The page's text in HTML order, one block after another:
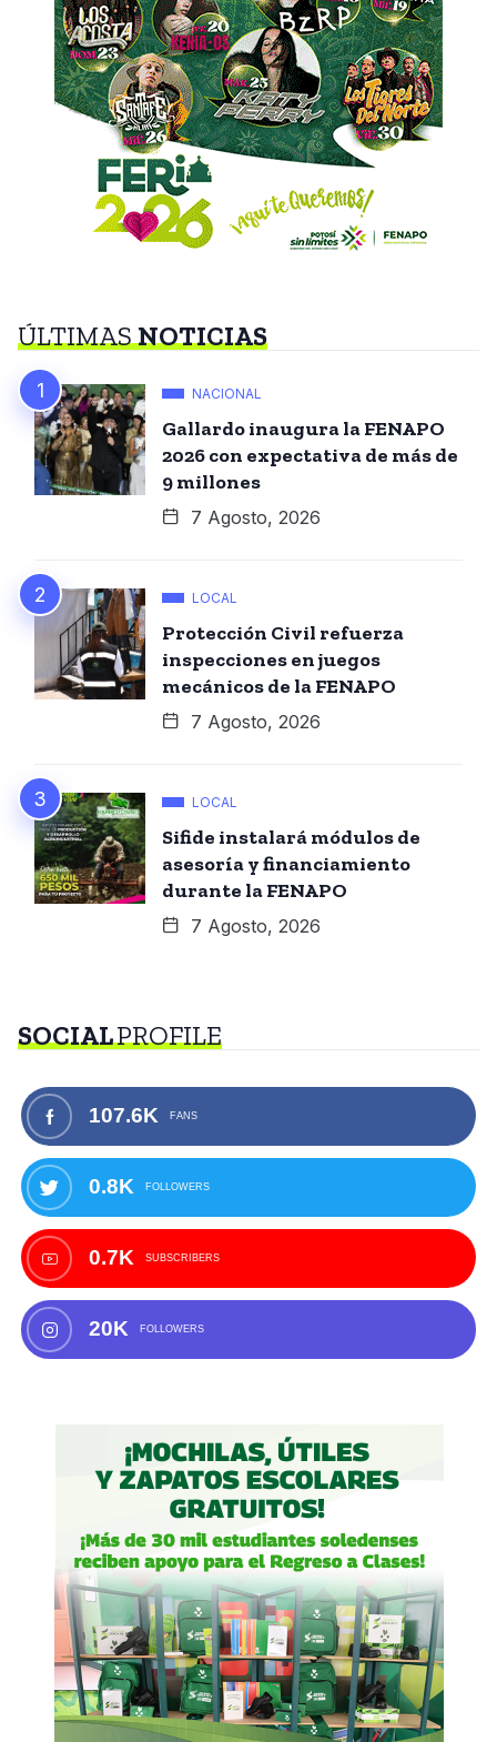
ÚLTIMASNOTICIAS
NACIONAL
Gallardo inaugura la FENAPO
2026 con expectativa de más de
9 millones
7 Agosto, 2026
LOCAL
Protección Civil refuerza
inspecciones en juegos
mecánicos de la FENAPO
7 Agosto, 2026
LOCAL
Sifide instalará módulos de
asesoría y financiamiento
durante la FENAPO
7 Agosto, 2026
SOCIALPROFILE
107.6K FANS
0.8K FOLLOWERS
0.7K SUBSCRIBERS
20K FOLLOWERS